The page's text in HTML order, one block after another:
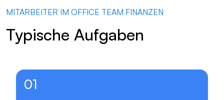
MITARBEITER IM OFFICE TEAM FINANZEN
Typische Aufgaben
01